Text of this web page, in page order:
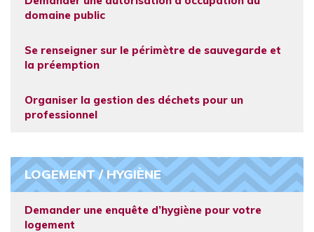
domaine public
Se renseigner sur le périmètre de sauvegarde et
la préemption
Organiser la gestion des déchets pour un
professionnel
LOGEMENT / HYGIÈNE
Demander une enquête d’hygiène pour votre
logement